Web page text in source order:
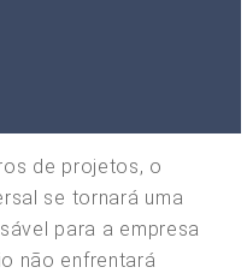
de projetos, o
se tornará uma
para a empresa
não enfrentará